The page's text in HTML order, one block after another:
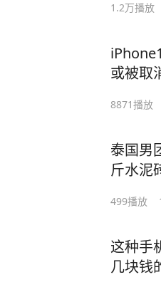
MiuMiu
1.2万播放
或被取
辑：11
8871播放
泰国男
斤水泥
499播放
这种手
几块钱